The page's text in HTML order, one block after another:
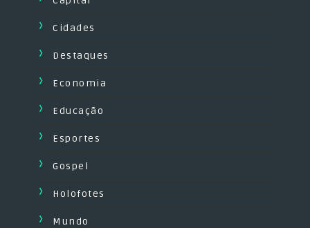
Cidades
Destaques
Economia
Educação
Esportes
Gospel
Holofotes
Mundo